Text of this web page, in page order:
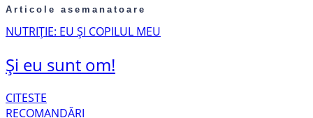
Articole asemanatoare
NUTRIȚIE: EU ȘI COPILUL MEU
Și eu sunt om!
CITESTE
RECOMANDĂRI